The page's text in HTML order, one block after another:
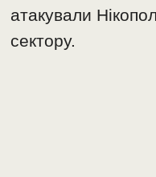
атакували
сектору.